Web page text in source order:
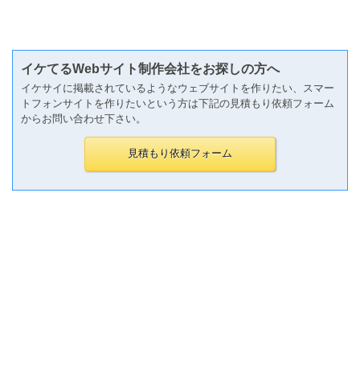
イケてるWebサイト制作会社をお探しの方へ
イケサイに掲載されているようなウェブサイトを作りたい、スマー
トフォンサイトを作りたいという方は下記の見積もり依頼フォーム
からお問い合わせ下さい。